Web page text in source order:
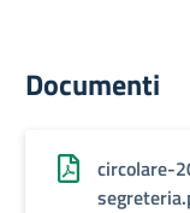
Documenti
circolare-